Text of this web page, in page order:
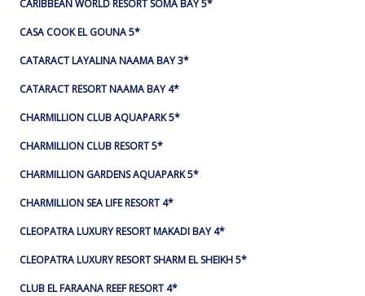
CARIBBEAN WORLD RESORT SOMA BAY 5*
CASA COOK EL GOUNA 5*
CATARACT LAYALINA NAAMA BAY 3*
CATARACT RESORT NAAMA BAY 4*
CHARMILLION CLUB AQUAPARK 5*
CHARMILLION CLUB RESORT 5*
CHARMILLION GARDENS AQUAPARK 5*
CHARMILLION SEA LIFE RESORT 4*
CLEOPATRA LUXURY RESORT MAKADI BAY 4*
CLEOPATRA LUXURY RESORT SHARM EL SHEIKH 5*
CLUB EL FARAANA REEF RESORT 4*